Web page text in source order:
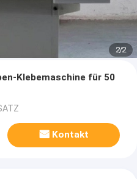
2/2
Klebemaschine für 50
Kontakt